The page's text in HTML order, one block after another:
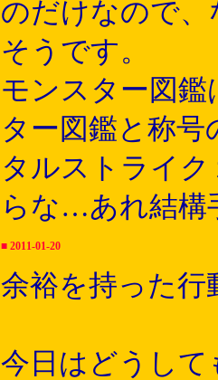
のだけなので
そうです。
モンスター図
ター図鑑と称
タルストライ
らな…あれ結
■ 2011-01-20
余裕を持った行
今日はどうし